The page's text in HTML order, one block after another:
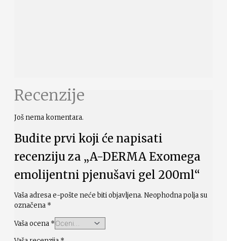
Recenzije
Još nema komentara.
Budite prvi koji će napisati
recenziju za „A-DERMA Exomega
emolijentni pjenušavi gel 200ml“
Vaša adresa e-pošte neće biti objavljena. Neophodna polja su
označena *
Vaša ocena *